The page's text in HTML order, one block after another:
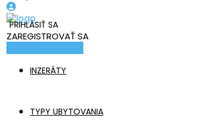
PRIHLÁSIŤ SA
ZAREGISTROVAŤ SA
INZERÁTY
TYPY UBYTOVANIA